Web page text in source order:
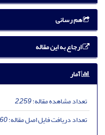
هم رسانی
ارجاع به این مقاله
آمار
تعداد مشاهده مقاله:2,259
تعداد دریافت فایل اصل مقاله: